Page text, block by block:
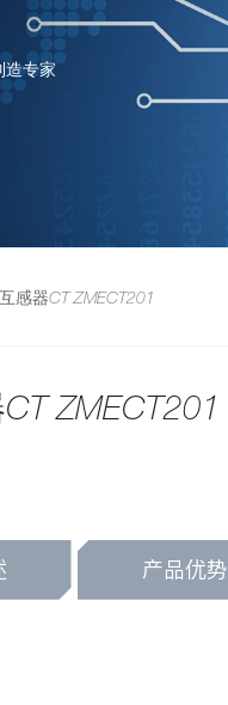
造专家
感器CT ZMECT201
ZMECT201
产品优势